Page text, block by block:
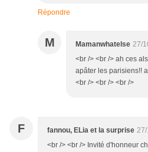
Répondre
M Mamanwhatelse 27/
<br /> <br /> ah ces
apâter les parisiens!!
<br /> <br /> <br />
F fannou, ELia et la surprise
<br /> <br /> Invité d'honneur